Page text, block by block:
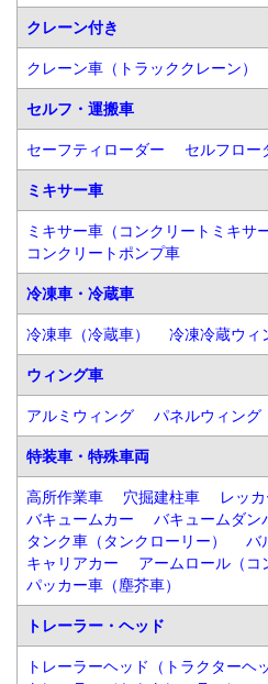
クレーン付き
クレーン車（トラッククレーン）
セルフ・運搬車
セーフティローダー セルフロー
ミキサー車
ミキサー車（コンクリートミキサー
コンクリートポンプ車
冷凍車・冷蔵車
冷凍車（冷蔵車） 冷凍冷蔵ウィ
ウィング車
アルミウィング パネルウィング
特装車・特殊車両
高所作業車 穴掘建柱車 レッ
バキュームカー
バキュームダン
タンク車（タンクローリー）
バ
キャリアカー
アームロール（コ
パッカー車（塵芥車）
トレーラー・ヘッド
トレーラーヘッド（トラクターヘ